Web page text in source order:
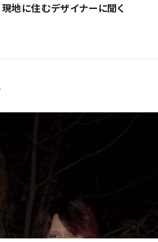
地に住むデザイナーに聞く